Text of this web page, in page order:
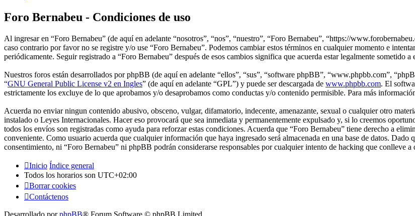
Foro Bernabeu - Condiciones de uso
Al ingresar en “Foro Bernabeu” (de aquí en adelante “nosotros”, “nos”, “nuestro”, “Foro Bernabeu”, “https://
caso contrario por favor no se registre y/o use “Foro Bernabeu”. Podemos cambiar estos términos en cualquier momento e
periódicamente. Seguir registrado a “Foro Bernabeu” después de esos cambios significa que acuerda estar legalmente sometido
Nuestros foros están desarrollados por phpBB (de aquí en adelante “ellos”, “sus”, “software phpBB”, “www.phpbb.com”,
“GNU General Public License v2 en Ingles” (de aquí en adelante “GPL”) y puede ser descargada de www.phpbb.com. El
estrictamente los excluye de lo que aprobamos y/o desaprobamos como conductas y/o contenido permisible. Para más
Acuerda no enviar ningun contenido abusivo, obsceno, vulgar, difamatorio, indecente, amenazante, sexual o cualquier otro
instalado o Leyes Internacionales. Hacer eso provocará que sea inmediata y permanentemente expulsado y, si lo creemos
todos los envíos son registradas como ayuda para reforzar estas condiciones. Acuerda que “Foro Bernabeu” tiene derecho a
conveniente. Como usuario acuerda que cualquier información que haya ingresado será almacenada en una base de datos.
consentimiento, ni “Foro Bernabeu” ni phpBB podrán considerarse responsables por cualquier intento de hacking que conlleve a
Inicio Índice general
Todos los horarios son UTC+02:00
Borrar cookies
Contáctenos